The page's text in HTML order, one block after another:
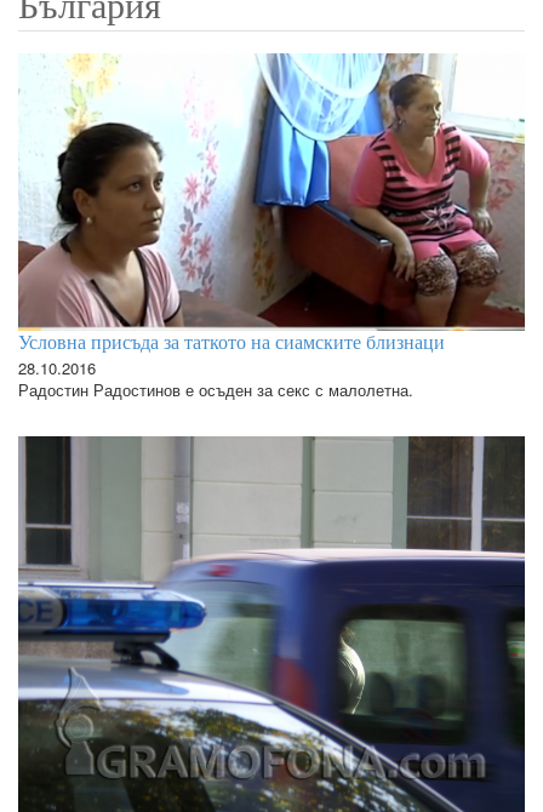
Условна присъда за таткото на сиамските близнаци
28.10.2016
Радостин Радостинов е осъден за секс с малолетна.